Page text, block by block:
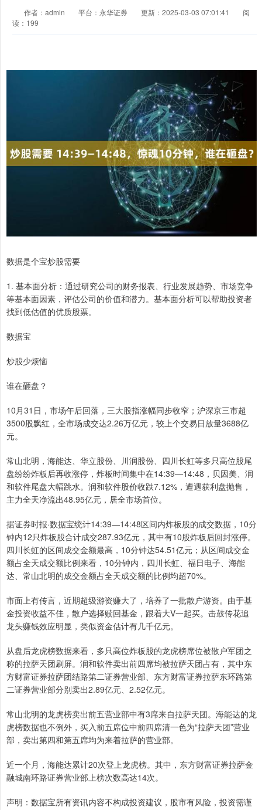
作者：admin 平台：永华证券 更新：2025-03-03 07:01:41
阅
读：199
数据是个宝炒股需要
1. 基本面分析：通过研究公司的财务报表、行业发展趋势、市场竞争
等基本面因素，评估公司的价值和潜力。基本面分析可以帮助投资者
找到低估值的优质股票。
数据宝
炒股少烦恼
谁在砸盘？
10月31日，市场午后回落，三大股指涨幅同步收窄；沪深京三市超
3500股飘红，全市场成交达2.26万亿元，较上个交易日放量3688亿
元。
常山北明，海能达、华立股份、川润股份、四川长虹等多只高位股尾
盘纷纷炸板后再收涨停，炸板时间集中在14:39—14:48，贝因美、润
和软件尾盘大幅跳水。润和软件股价收跌7.12%，遭遇获利盘抛售，
主力全天净流出48.95亿元，居全市场首位。
据证券时报·数据宝统计14:39—14:48区间内炸板股的成交数据，10分
钟内12只炸板股合计成交287.93亿元，其中有10股炸板后回封涨停。
四川长虹的区间成交金额最高，10分钟达54.51亿元；从区间成交金
额占全天成交额比例来看，10分钟内，四川长虹、福日电子、海能
达、常山北明的成交金额占全天成交额的比例均超70%。
市面上有传言，近期超级游资赚大了，培养了一批散户游资。由于基
金投资收益不佳，散户选择赎回基金，跟着大V一起买。击鼓传花追
龙头赚钱效应明显，类似资金估计有几千亿元。
从盘后龙虎榜数据来看，多只高位炸板股的龙虎榜席位被散户军团之
称的拉萨天团刷屏。润和软件卖出前四席均被拉萨天团占有，其中东
方财富证券拉萨团结路第二证券营业部、东方财富证券拉萨东环路第
二证券营业部分别卖出2.89亿元、2.52亿元。
常山北明的龙虎榜卖出前五营业部中有3席来自拉萨天团。海能达的龙
虎榜数据也不例外，买入前五席位中前四席清一色为“拉萨天团”营业
部，卖出第四和第五席均为来着拉萨的营业部。
近一个月，海能达累计20次登上龙虎榜。其中，东方财富证券拉萨金
融城南环路证券营业部上榜次数高达14次。
声明：数据宝所有资讯内容不构成投资建议，股市有风险，投资需谨